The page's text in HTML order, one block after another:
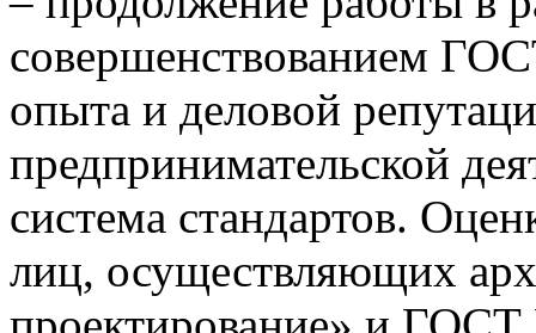
совершенствованием
опыта и деловой
предпринимательской
система стандартов.
лиц, осуществляющих